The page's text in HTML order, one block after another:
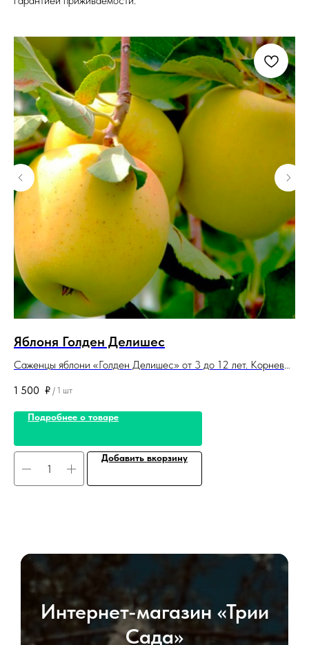
Яблоня Голден Делишес
Саженцы яблони «Голден Делишес» от 3 до 12 лет. Корневая
1 500 ₽ / 1 шт
Подробнее о товаре
Добавить вкорзину
Интернет-магазин «Трии
Сада»